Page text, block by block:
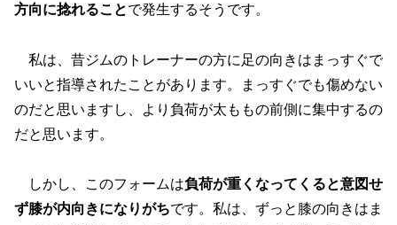
方向に捻れることで発生するそうです。
私は、昔ジムのトレーナーの方に足の向きはまっすぐで
いいと指導されたことがあります。まっすぐでも傷めない
のだと思いますし、より負荷が太ももの前側に集中するの
だと思います。
しかし、このフォームは負荷が重くなってくると意図せ
ず膝が内向きになりがちです。私は、ずっと膝の向きはま